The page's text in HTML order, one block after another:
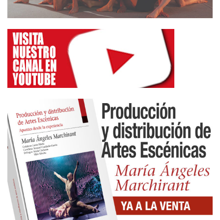
«kareb gnawas», que son instrumentos autóctonos
usados dentro de la música tradicional de ambos
países. Su repertorio está formado por música de
danzas tradicionales y música de jazz con aire
festivo.